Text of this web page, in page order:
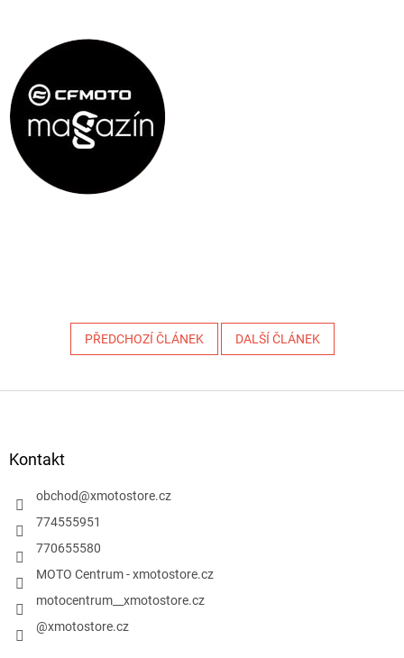
PŘEDCHOZÍ ČLÁNEK DALŠÍ ČLÁNEK
Kontakt
obchod@xmotostore.cz
774555951
770655580
MOTO Centrum - xmotostore.cz
motocentrum__xmotostore.cz
@xmotostore.cz